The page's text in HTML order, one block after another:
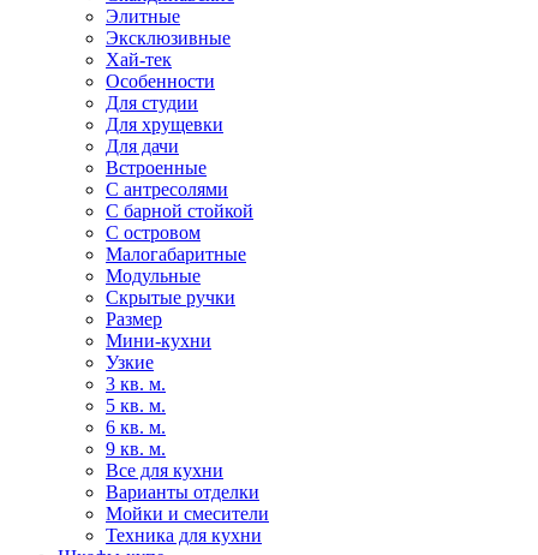
Элитные
Эксклюзивные
Хай-тек
Особенности
Для студии
Для хрущевки
Для дачи
Встроенные
С антресолями
С барной стойкой
С островом
Малогабаритные
Модульные
Скрытые ручки
Размер
Мини-кухни
Узкие
3 кв. м.
5 кв. м.
6 кв. м.
9 кв. м.
Все для кухни
Варианты отделки
Мойки и смесители
Техника для кухни